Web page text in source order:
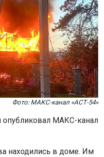
Фото: МАКС-канал «АСТ-54»
опубликовал МАКС-канал
находились в доме. Им